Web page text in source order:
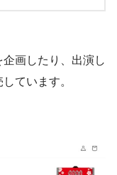
画したり、出演し
ています。